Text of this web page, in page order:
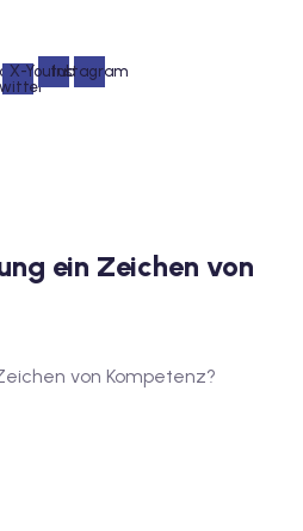
X-YoutubeInstagram
ein Zeichen von
von Kompetenz?